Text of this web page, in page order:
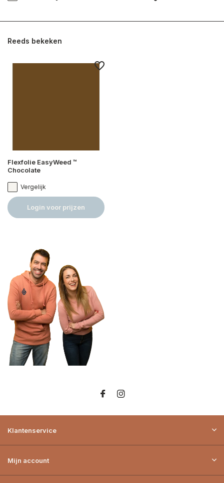
Reeds bekeken
Flexfolie EasyWeed ™
Chocolate
Vergelijk
Login voor prijzen
Klantenservice
Mijn account